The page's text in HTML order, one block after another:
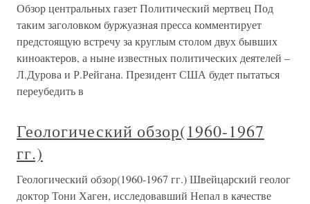
Обзор центральных газет Политический мертвец Под
таким заголовком буржуазная пресса комментирует
предстоящую встречу за круглым столом двух бывших
киноактеров, а ныне известных политических деятелей –
Л.Дурова и Р.Рейгана. Президент США будет пытаться
переубедить в
Геологический обзор(1960-1967
гг.)
Геологический обзор(1960-1967 гг.) Швейцарский геолог
доктор Тони Хаген, исследовавший Непал в качестве